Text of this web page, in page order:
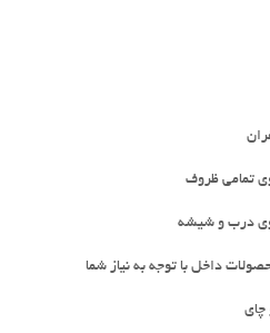
تمامی ظروف
درب و شیشه
داخل با توجه به نیاز شما
چای